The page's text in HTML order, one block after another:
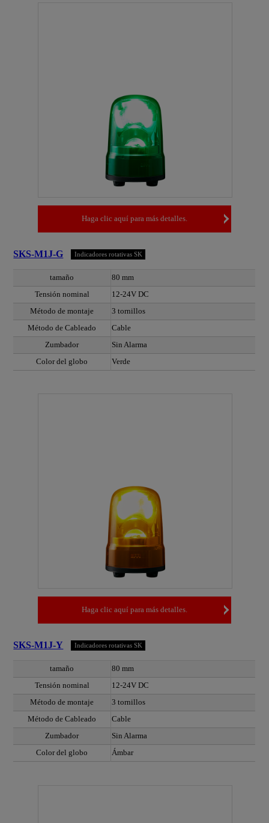
Haga clic aquí para más detalles.
SKS-M1J-G Indicadores rotativas SK
tamaño
80 mm
Tensión nominal
12-24V DC
Método de montaje
3 tornillos
Método de Cableado
Cable
Zumbador
Sin Alarma
Color del globo
Verde
Haga clic aquí para más detalles.
SKS-M1J-Y Indicadores rotativas SK
tamaño
80 mm
Tensión nominal
12-24V DC
Método de montaje
3 tornillos
Método de Cableado
Cable
Zumbador
Sin Alarma
Color del globo
Ámbar